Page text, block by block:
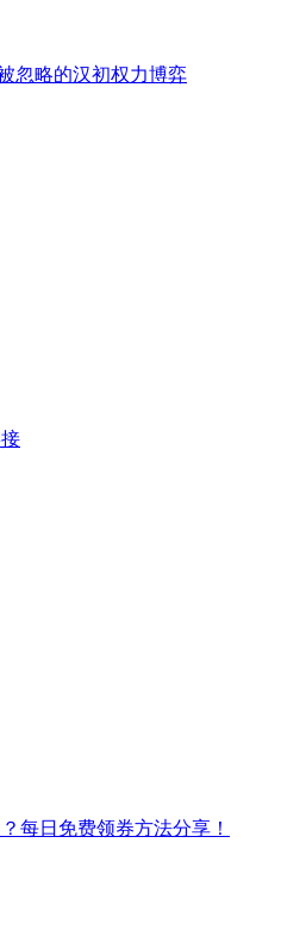
忽略的汉初权力博弈
每日免费领券方法分享！